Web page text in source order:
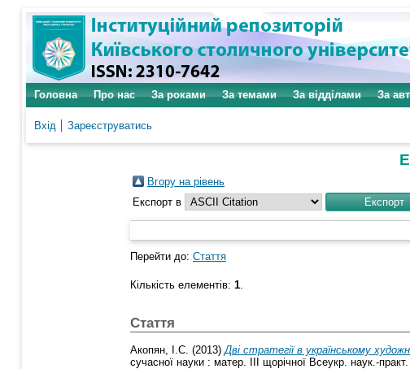
Головна Про нас За роками За темами За відділами За
Вхід Зареєструватись
Вгору на рівень
Експорт в
Перейти до: Стаття
Кількість елементів: 1.
Стаття
Акопян, І.С. (2013) Дві стратегії в українському
сучасної науки : матер. ІІІ щорічної Всеукр. наук.-